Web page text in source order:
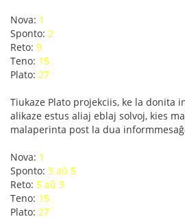
Nova: 1
Sponto: 2
Reto: 9
Teno: 15
Plato: 27
Tiukaze Plato projekciis, ke la donita
alikaze estus aliaj eblaj solvoj, kies
malaperinta post la dua
Nova: 1
Sponto: 3 aŭ 5
Reto: 5 aŭ 3
Teno: 15
Plato: 27